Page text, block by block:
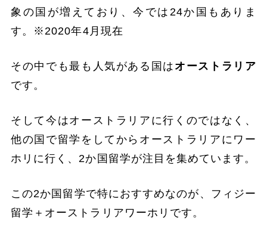
象の国が増えており、今では24か国もありま
す。※2020年4月現在
その中でも最も人気がある国は オーストラリア
です。
そして今はオーストラリアに行くのではなく、
他の国で留学をしてからオーストラリアにワー
ホリに行く、2か国留学が注目を集めています。
この2か国留学で特におすすめなのが、フィジー
留学＋オーストラリアワーホリです。